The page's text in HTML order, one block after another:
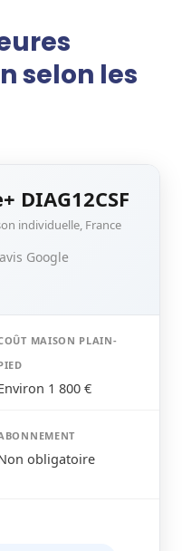
selon les
DIAG12CSF
individuelle, France
Google
MAISON PLAIN-
1 800 €
obligatoire